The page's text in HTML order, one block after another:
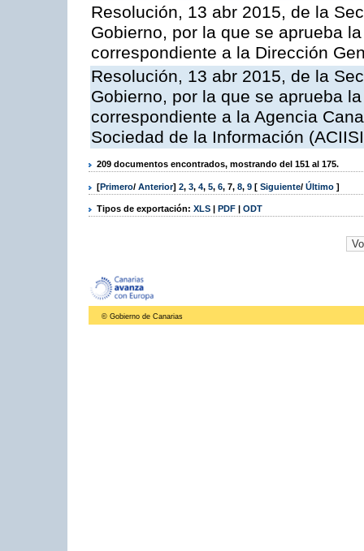
Resolución, 13 abr 2015, de la
Gobierno, por la que se aprueba
correspondiente a la Dirección
Resolución, 13 abr 2015, de la
Gobierno, por la que se aprueba
correspondiente a la Agencia
Sociedad de la Información
209 documentos encontrados, mostrando del 151 al 175.
[Primero/ Anterior] 2, 3, 4, 5, 6, 7, 8, 9 [ Siguiente/ Último ]
Tipos de exportación: XLS | PDF | ODT
© Gobierno de Canarias